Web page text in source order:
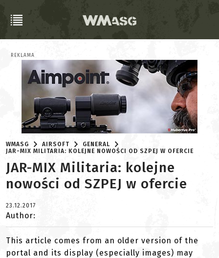
REKLAMA
WMASG AIRSOFT
GENERAL
JAR-MIX MILITARIA: KOLEJNE NOWOŚCI OD SZPEJ W OFERCIE
JAR-MIX Militaria: kolejne
nowości od SZPEJ w ofercie
23.12.2017
Author:
This article comes from an older version of the
portal and its display (especially images) may